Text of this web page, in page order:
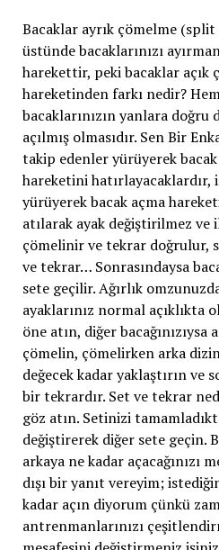
Bacaklar ayrık çömelme
üstünde bacaklarınızı
harekettir, peki bacaklar açık
hareketinden farkı nedir?
bacaklarınızın yanlara doğru
açılmış olmasıdır. Sen Bir
takip edenler yürüyerek
hareketini hatırlayacaklardır,
yürüyerek bacak açma
atılarak ayak değiştirilmez ve
çömelinir ve tekrar doğrulur,
ve tekrar… Sonrasındaysa
sete geçilir. Ağırlık
ayaklarınız normal açıklıkta
öne atın, diğer bacağınızıysa
çömelin, çömelirken arka
değecek kadar yaklaştırın
bir tekrardır. Set ve tekrar
göz atın. Setinizi
değiştirerek diğer sete geçin.
arkaya ne kadar açacağınızı
dışı bir yanıt vereyim;
kadar açın diyorum çünkü
antrenmanlarınızı